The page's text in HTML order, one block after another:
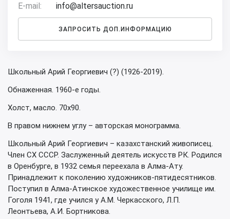
E-mail: info@altersauction.ru
ЗАПРОСИТЬ ДОП.ИНФОРМАЦИЮ
Школьный Арий Георгиевич (?) (1926-2019).
Обнаженная. 1960-е годы.
Холст, масло. 70х90.
В правом нижнем углу – авторская монограмма.
Школьный Арий Георгиевич – казахстанский живописец.
Член СХ СССР. Заслуженный деятель искусств РК. Родился
в Оренбурге, в 1932 семья переехала в Алма-Ату.
Принадлежит к поколению художников-пятидесятников.
Поступил в Алма-Атинское художественное училище им.
Гоголя 1941, где учился у А.М. Черкасского, Л.П.
Леонтьева, А.И. Бортникова.